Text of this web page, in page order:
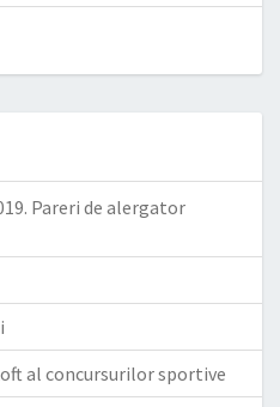
Pareri de alergator
al concursurilor sportive